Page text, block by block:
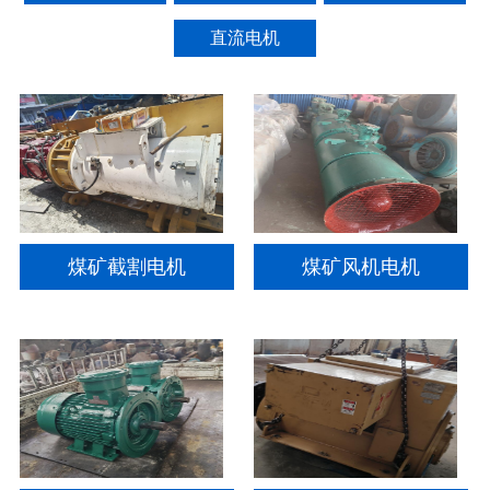
直流电机
煤矿截割电机 煤矿风机电机